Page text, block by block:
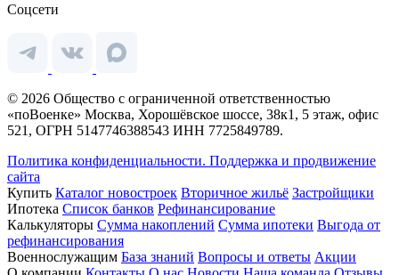
Соцсети
© 2026 Общество с ограниченной ответственностью
«поВоенке» Москва, Хорошёвское шоссе, 38к1, 5 этаж, офис
521, ОГРН 5147746388543 ИНН 7725849789.
Политика конфиденциальности. Поддержка и продвижение
сайта
Купить Каталог новостроек Вторичное жильё Застройщики
Ипотека Список банков Рефинансирование
Калькуляторы Сумма накоплений Сумма ипотеки Выгода от
рефинансирования
Военнослужащим База знаний Вопросы и ответы Акции